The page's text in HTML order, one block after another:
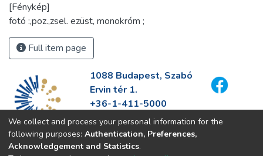
[Fénykép]
fotó :,poz.,zsel. ezüst, monokróm ;
Full item page
1088 Budapest, Szabó
Ervin tér 1.
+36-1-411-5000
info@fszek.hu
https://fszek.hu
We collect and process your personal information for the
following purposes: Authentication, Preferences,
Acknowledgement and Statistics.